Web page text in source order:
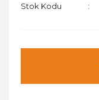
Stok Kodu